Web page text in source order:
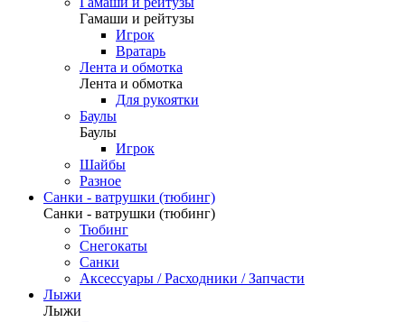
Гамаши и рейтузы
Игрок
Вратарь
Лента и обмотка
Лента и обмотка
Для рукоятки
Баулы
Баулы
Игрок
Шайбы
Разное
Санки - ватрушки (тюбинг)
Санки - ватрушки (тюбинг)
Тюбинг
Снегокаты
Санки
Аксессуары / Расходники / Запчасти
Лыжи
Лыжи